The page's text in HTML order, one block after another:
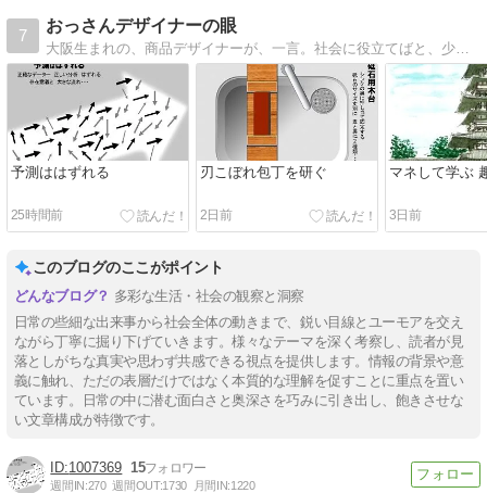
7
おっさんデザイナーの眼
大阪生まれの、商品デザイナーが、一言。社会に役立てばと、少し辛口であれこれすき放題、毎日更新目標
予測ははずれる
25時間前
刃こぼれ包丁を研ぐ
2日前
マネして学ぶ
3日前
このブログのここがポイント
多彩な生活・社会の観察と洞察
日常の些細な出来事から社会全体の動きまで、鋭い目線とユーモアを交え
ながら丁寧に掘り下げていきます。様々なテーマを深く考察し、読者が見
落としがちな真実や思わず共感できる視点を提供します。情報の背景や意
義に触れ、ただの表層だけではなく本質的な理解を促すことに重点を置い
ています。日常の中に潜む面白さと奥深さを巧みに引き出し、飽きさせな
い文章構成が特徴です。
1007369 15
週間IN:270 週間OUT:1730 月間IN:1220